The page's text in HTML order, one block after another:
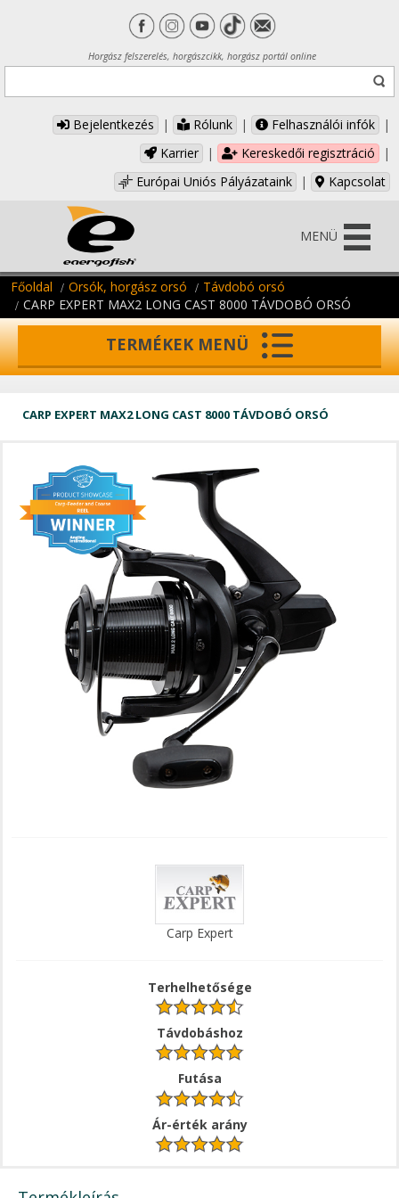
Horgász felszerelés, horgászcikk, horgász portál online
Bejelentkezés | Rólunk | Felhasználói infók
|
Karrier
| Kereskedői regisztráció
|
Európai Uniós Pályázataink
| Kapcsolat
MENÜ
Főoldal Orsók, horgász orsó
Távdobó orsó
CARP EXPERT MAX2 LONG CAST 8000 TÁVDOBÓ ORSÓ
TERMÉKEK MENÜ
CARP EXPERT MAX2 LONG CAST 8000 TÁVDOBÓ ORSÓ
Carp Expert
Terhelhetősége
Távdobáshoz
Futása
Ár-érték arány